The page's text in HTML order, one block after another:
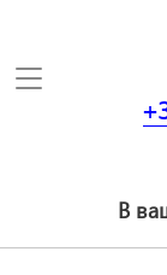
Toggle
В